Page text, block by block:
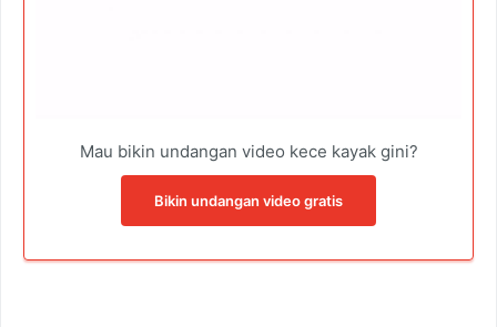
Mau bikin undangan video kece kayak gini?
Bikin undangan video gratis